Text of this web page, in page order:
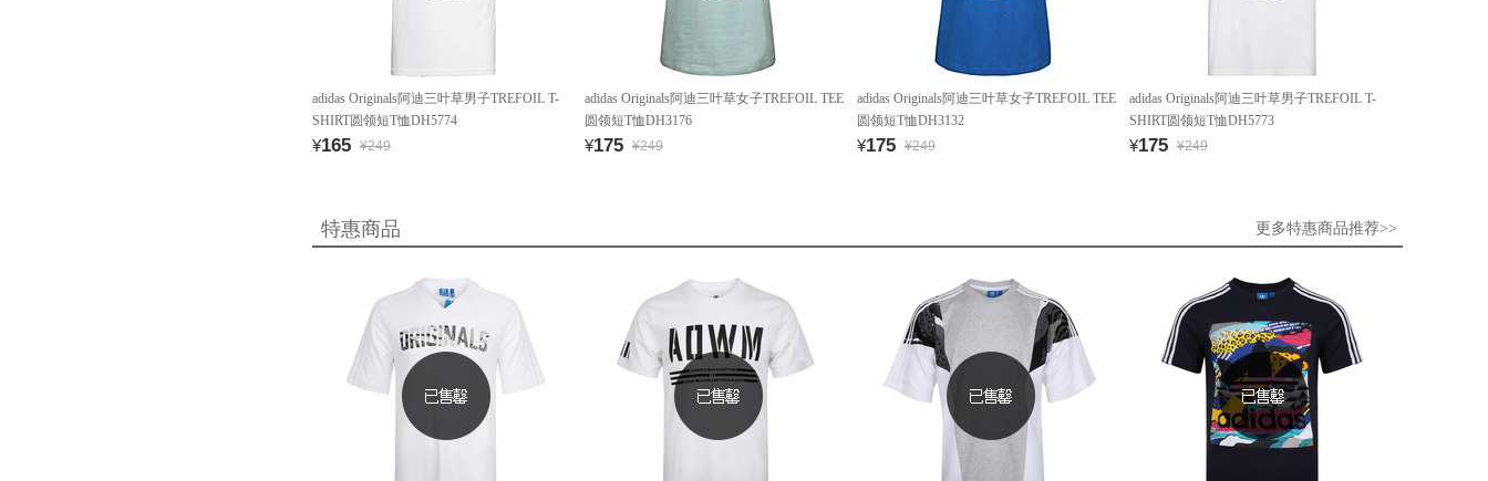
adidas Originals阿迪三叶草男子TREFOIL T-
SHIRT圆领短T恤DH5774
¥165 ¥249
adidas Originals阿迪三叶草女子TREFOIL TEE
圆领短T恤DH3176
¥175 ¥249
adidas Originals阿迪三叶草女子TREFOIL TEE
圆领短T恤DH3132
¥175 ¥249
adidas Originals阿迪三叶草男子TREFOIL T-
SHIRT圆领短T恤DH5773
¥175 ¥249
特惠商品 更多特惠商品推荐>>